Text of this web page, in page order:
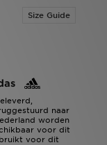
Size Guide
naar
worden
voor dit
voor dit